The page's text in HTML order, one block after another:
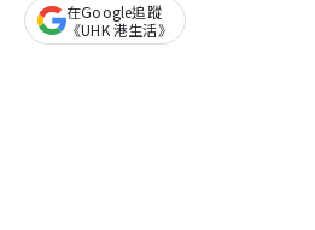
在Google追蹤
《UHK 港生活》